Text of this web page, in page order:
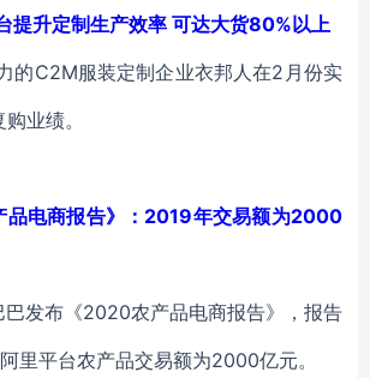
提升定制生产效率 可达大货80%以上
的C2M服装定制企业衣邦人在2月份实
业绩。
品电商报告》：2019年交易额为2000
巴发布《2020农产品电商报告》，报告
里平台农产品交易额为2000亿元。